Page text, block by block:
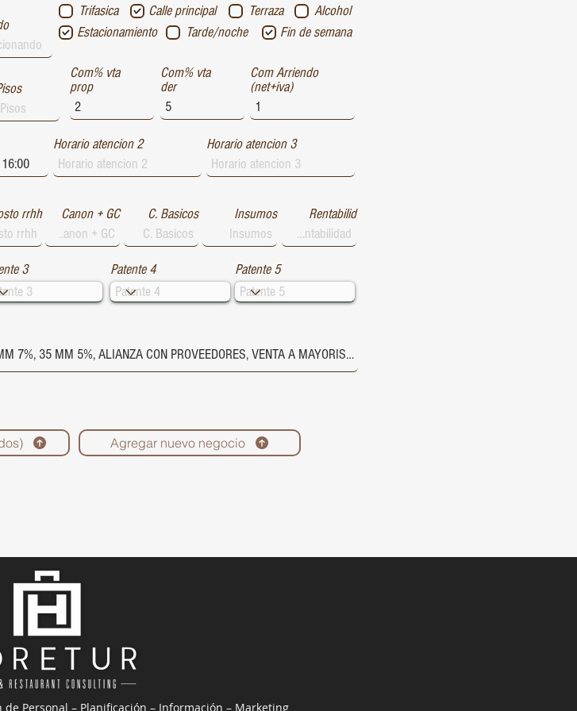
Trifasica Calle principal Alcohol
Terraza
Estacionamiento
Tarde/noche Fin de semana
Com% vta
prop
Com% vta
der
Com Arriendo
(net+iva)
Horario atencion 2 Horario atencion 3
rrhh Canon + GC C. Basicos Insumos Rentabilid
3 Patente 4 Patente 5
Agregar nuevo negocio
de Personal – Planificación – Información – Marketing